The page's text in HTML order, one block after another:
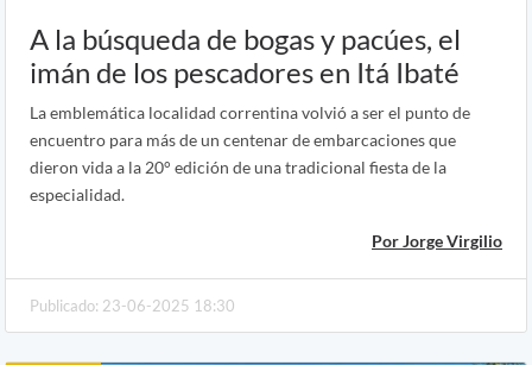
A la búsqueda de bogas y pacúes, el
imán de los pescadores en Itá Ibaté
La emblemática localidad correntina volvió a ser el punto de
encuentro para más de un centenar de embarcaciones que
dieron vida a la 20° edición de una tradicional fiesta de la
especialidad.
Por Jorge Virgilio
Publicado: 23-06-2025 18:30